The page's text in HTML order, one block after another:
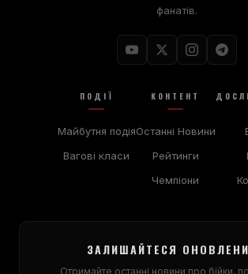
фанатів.
ПОДІЇ
Майбутня подія
Вагові класи
КОНТЕНТ
Останні Новини
Рейтинги
Чемпіони
ЗАЛИШАЙТЕСЯ
Отримайте останні новини про бійки,